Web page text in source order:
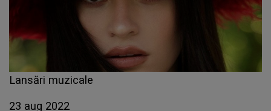
Lansări muzicale
23 aug 2022